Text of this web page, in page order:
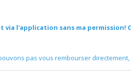
via l'application sans ma permission!
pas vous rembourser directement,